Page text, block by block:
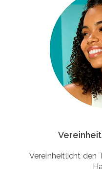
Vereinheitlicht den